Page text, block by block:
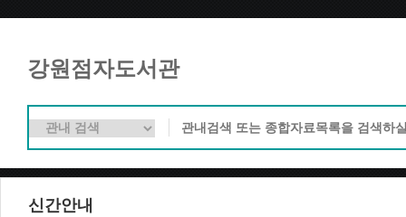
강원점자도서관
신간안내